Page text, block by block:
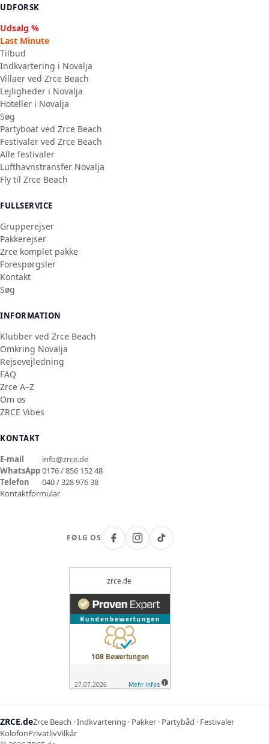
UDFORSK
Udsalg %
Last Minute
Tilbud
Indkvartering i Novalja
Villaer ved Zrce Beach
Lejligheder i Novalja
Hoteller i Novalja
Søg
Partyboat ved Zrce Beach
Festivaler ved Zrce Beach
Alle festivaler
Lufthavnstransfer Novalja
Fly til Zrce Beach
FULLSERVICE
Grupperejser
Pakkerejser
Zrce komplet pakke
Forespørgsler
Kontakt
Søg
INFORMATION
Klubber ved Zrce Beach
Omkring Novalja
Rejsevejledning
FAQ
Zrce A–Z
Om os
ZRCE Vibes
KONTAKT
E-mail
info@zrce.de
WhatsApp0176 / 856 152 48
Telefon
040 / 328 976 38
Kontaktformular
FØLG OS
ZRCE.deZrce Beach · Indkvartering · Pakker · Partybåd · Festivaler
KolofonPrivatlivVilkår